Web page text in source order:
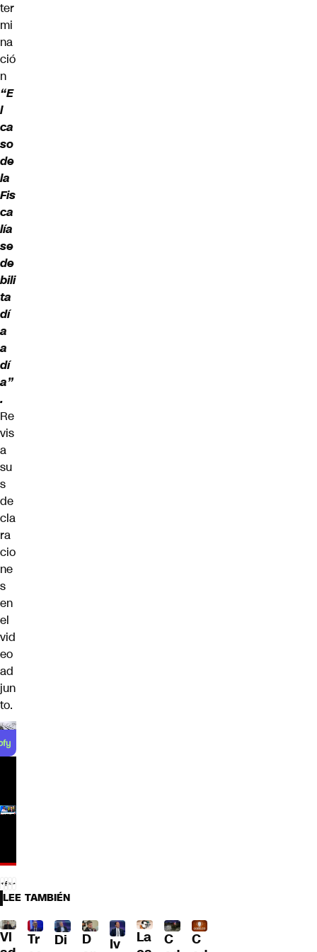
ter
mi
na
ció
n
“E
l
ca
so
de
la
Fis
ca
lía
se
de
bili
ta
dí
a
a
dí
a”
.
Re
vis
a
su
s
de
cla
ra
cio
ne
s
en
el
vid
eo
ad
jun
to.
LEE TAMBIÉN
Vl
Tr
Di
D
Iv
La
C
C